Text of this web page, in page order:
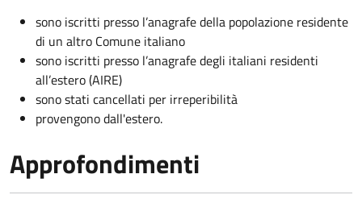
sono iscritti presso l’anagrafe della popolazione residente
di un altro Comune italiano
sono iscritti presso l’anagrafe degli italiani residenti
all’estero (AIRE)
sono stati cancellati per irreperibilità
provengono dall'estero.
Approfondimenti